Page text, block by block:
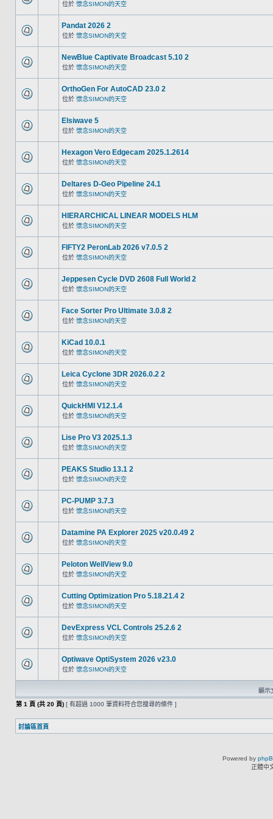
位於 懷念SIMON的天空
Pandat 2026 2
位於 懷念SIMON的天空
NewBlue Captivate Broadcast 5.10 2
位於 懷念SIMON的天空
OrthoGen For AutoCAD 23.0 2
位於 懷念SIMON的天空
Elsiwave 5
位於 懷念SIMON的天空
Hexagon Vero Edgecam 2025.1.2614
位於 懷念SIMON的天空
Deltares D-Geo Pipeline 24.1
位於 懷念SIMON的天空
HIERARCHICAL LINEAR MODELS HLM
位於 懷念SIMON的天空
FIFTY2 PeronLab 2026 v7.0.5 2
位於 懷念SIMON的天空
Jeppesen Cycle DVD 2608 Full World 2
位於 懷念SIMON的天空
Face Sorter Pro Ultimate 3.0.8 2
位於 懷念SIMON的天空
KiCad 10.0.1
位於 懷念SIMON的天空
Leica Cyclone 3DR 2026.0.2 2
位於 懷念SIMON的天空
QuickHMI V12.1.4
位於 懷念SIMON的天空
Lise Pro V3 2025.1.3
位於 懷念SIMON的天空
PEAKS Studio 13.1 2
位於 懷念SIMON的天空
PC-PUMP 3.7.3
位於 懷念SIMON的天空
Datamine PA Explorer 2025 v20.0.49 2
位於 懷念SIMON的天空
Peloton WellView 9.0
位於 懷念SIMON的天空
Cutting Optimization Pro 5.18.21.4 2
位於 懷念SIMON的天空
DevExpress VCL Controls 25.2.6 2
位於 懷念SIMON的天空
Optiwave OptiSystem 2026 v23.0
位於 懷念SIMON的天空
顯示
第 1 頁 (共 20 頁) [ 有超過 1000 筆資料符合您搜尋的條件 ]
討論區首頁
Powered by
正體中